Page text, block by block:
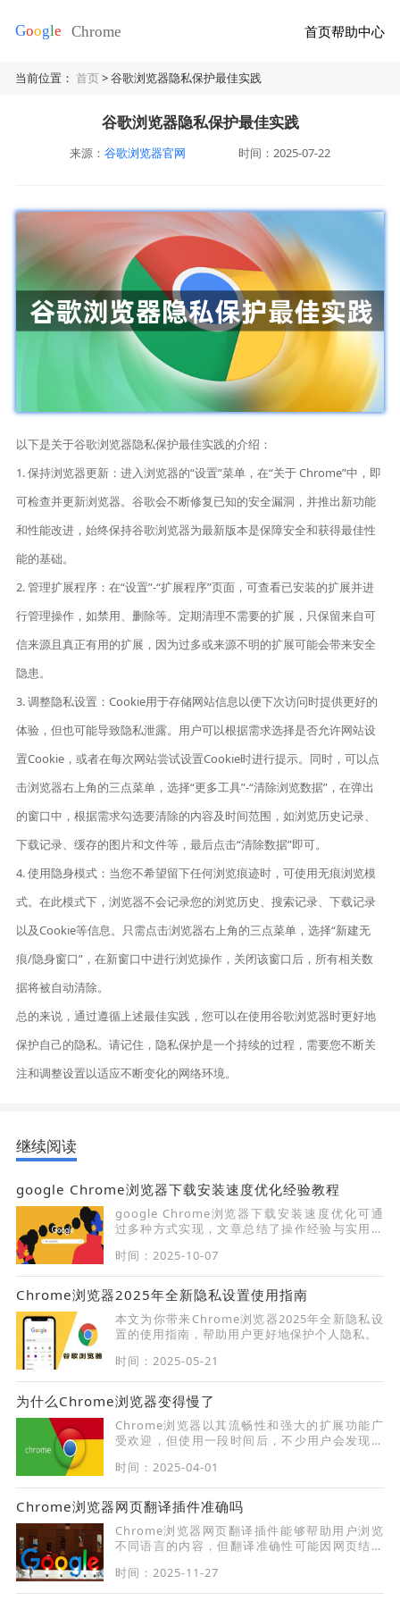
首页帮助中心
当前位置：首页> 谷歌浏览器隐私保护最佳实践
谷歌浏览器隐私保护最佳实践
来源： 谷歌浏览器官网 时间：2025-07-22
以下是关于谷歌浏览器隐私保护最佳实践的介绍：
1. 保持浏览器更新：进入浏览器的“设置”菜单，在“关于 Chrome”中，即
可检查并更新浏览器。谷歌会不断修复已知的安全漏洞，并推出新功能
和性能改进，始终保持谷歌浏览器为最新版本是保障安全和获得最佳性
能的基础。
2. 管理扩展程序：在“设置”-“扩展程序”页面，可查看已安装的扩展并进
行管理操作，如禁用、删除等。定期清理不需要的扩展，只保留来自可
信来源且真正有用的扩展，因为过多或来源不明的扩展可能会带来安全
隐患。
3. 调整隐私设置：Cookie用于存储网站信息以便下次访问时提供更好的
体验，但也可能导致隐私泄露。用户可以根据需求选择是否允许网站设
置Cookie，或者在每次网站尝试设置Cookie时进行提示。同时，可以点
击浏览器右上角的三点菜单，选择“更多工具”-“清除浏览数据”，在弹出
的窗口中，根据需求勾选要清除的内容及时间范围，如浏览历史记录、
下载记录、缓存的图片和文件等，最后点击“清除数据”即可。
4. 使用隐身模式：当您不希望留下任何浏览痕迹时，可使用无痕浏览模
式。在此模式下，浏览器不会记录您的浏览历史、搜索记录、下载记录
以及Cookie等信息。只需点击浏览器右上角的三点菜单，选择“新建无
痕/隐身窗口”，在新窗口中进行浏览操作，关闭该窗口后，所有相关数
据将被自动清除。
总的来说，通过遵循上述最佳实践，您可以在使用谷歌浏览器时更好地
保护自己的隐私。请记住，隐私保护是一个持续的过程，需要您不断关
注和调整设置以适应不断变化的网络环境。
继续阅读
google Chrome浏览器下载安装速度优化经验教程
google Chrome浏览器下载安装速度优化可通
过多种方式实现，文章总结了操作经验与实用方
装。
时间：2025-10-07
Chrome浏览器2025年全新隐私设置使用指南
本文为你带来Chrome浏览器2025年全新隐私设
置的使用指南，帮助用户更好地保护个人隐私。
时间：2025-05-21
为什么Chrome浏览器变得慢了
Chrome浏览器以其流畅性和强大的扩展功能广
受欢迎，但使用一段时间后，不少用户会发现它
解析Chrome变慢的原因，并提供一系列有效的
优化步骤，帮助用户恢复流畅的浏览体验。
时间：2025-04-01
Chrome浏览器网页翻译插件准确吗
Chrome浏览器网页翻译插件能够帮助用户浏览
不同语言的内容，但翻译准确性可能因网页结构
插件效果，帮助用户更高效地获取信息。
时间：2025-11-27